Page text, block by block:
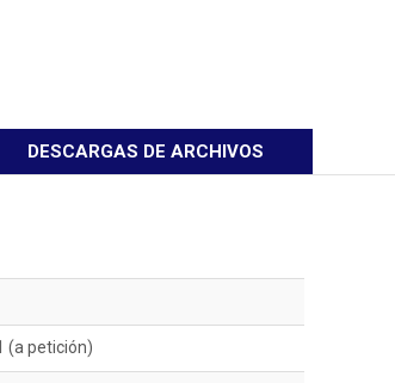
DESCARGAS DE ARCHIVOS
(a petición)